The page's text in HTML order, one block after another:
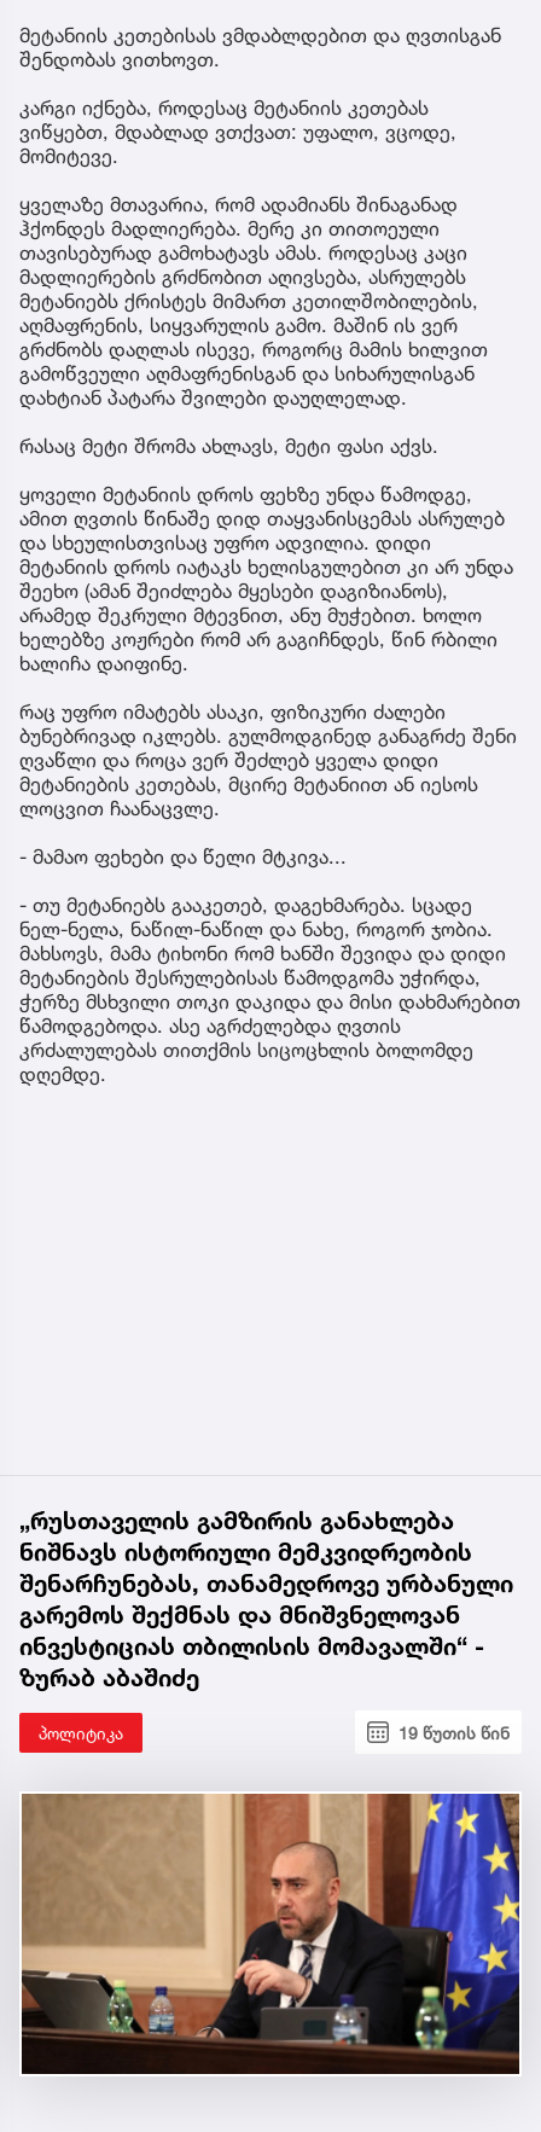
მეტანიის კეთებისას ვმდაბლდებით და ღვთისგან
შენდობას ვითხოვთ.
კარგი იქნება, როდესაც მეტანიის კეთებას
ვიწყებთ, მდაბლად ვთქვათ: უფალო, ვცოდე,
მომიტევე.
ყველაზე მთავარია, რომ ადამიანს შინაგანად
ჰქონდეს მადლიერება. მერე კი თითოეული
თავისებურად გამოხატავს ამას. როდესაც კაცი
მადლიერების გრძნობით აღივსება, ასრულებს
მეტანიებს ქრისტეს მიმართ კეთილშობილების,
აღმაფრენის, სიყვარულის გამო. მაშინ ის ვერ
გრძნობს დაღლას ისევე, როგორც მამის ხილვით
გამოწვეული აღმაფრენისგან და სიხარულისგან
დახტიან პატარა შვილები დაუღლელად.
რასაც მეტი შრომა ახლავს, მეტი ფასი აქვს.
ყოველი მეტანიის დროს ფეხზე უნდა წამოდგე,
ამით ღვთის წინაშე დიდ თაყვანისცემას ასრულებ
და სხეულისთვისაც უფრო ადვილია. დიდი
მეტანიის დროს იატაკს ხელისგულებით კი არ უნდა
შეეხო (ამან შეიძლება მყესები დაგიზიანოს),
არამედ შეკრული მტევნით, ანუ მუჭებით. ხოლო
ხელებზე კოჟრები რომ არ გაგიჩნდეს, წინ რბილი
ხალიჩა დაიფინე.
რაც უფრო იმატებს ასაკი, ფიზიკური ძალები
ბუნებრივად იკლებს. გულმოდგინედ განაგრძე შენი
ღვაწლი და როცა ვერ შეძლებ ყველა დიდი
მეტანიების კეთებას, მცირე მეტანიით ან იესოს
ლოცვით ჩაანაცვლე.
- მამაო ფეხები და წელი მტკივა...
- თუ მეტანიებს გააკეთებ, დაგეხმარება. სცადე
ნელ-ნელა, ნაწილ-ნაწილ და ნახე, როგორ ჯობია.
მახსოვს, მამა ტიხონი რომ ხანში შევიდა და დიდი
მეტანიების შესრულებისას წამოდგომა უჭირდა,
ჭერზე მსხვილი თოკი დაკიდა და მისი დახმარებით
წამოდგებოდა. ასე აგრძელებდა ღვთის
კრძალულებას თითქმის სიცოცხლის ბოლომდე
დღემდე.
„რუსთაველის გამზირის განახლება
ნიშნავს ისტორიული მემკვიდრეობის
შენარჩუნებას, თანამედროვე ურბანული
გარემოს შექმნას და მნიშვნელოვან
ინვესტიციას თბილისის მომავალში“ -
ზურაბ აბაშიძე
პოლიტიკა 19 წუთის წინ